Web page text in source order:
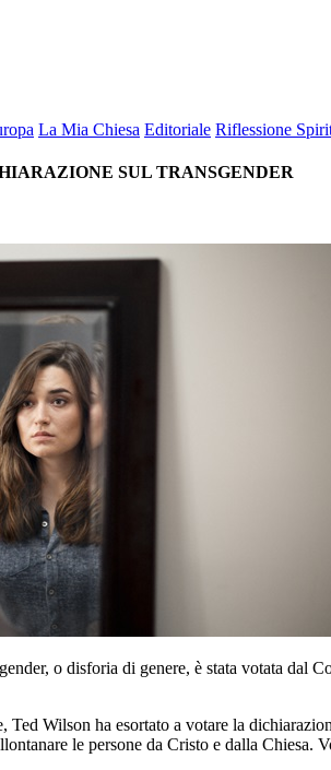
La Mia Chiesa Editoriale Riflessione
SUL TRANSGENDER
o disforia di genere, è stata votata
Wilson ha esortato a votare la
le persone da Cristo e dalla